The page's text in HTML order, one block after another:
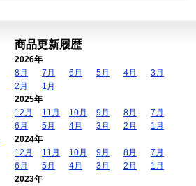
商品更新履歴
2026年
8月
7月 6月 5月 4月
3月
2月
1月
2025年
12月
11月 10月 9月 8月
7月
6月
5月 4月 3月 2月
1月
2024年
12月
11月 10月 9月 8月
7月
6月
5月 4月 3月 2月
1月
2023年